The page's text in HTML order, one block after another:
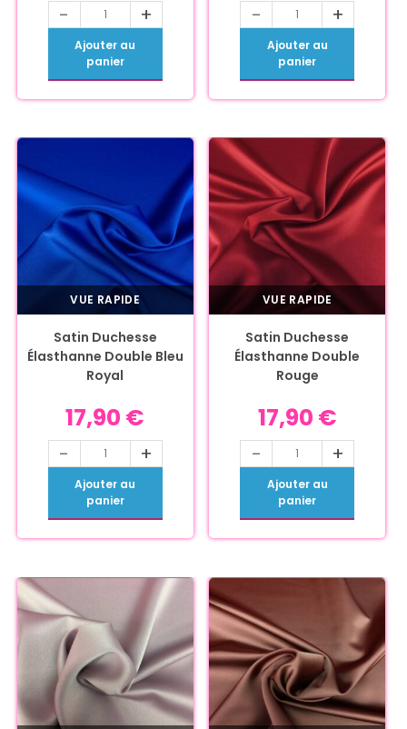
- +
Ajouter au
panier
- +
Ajouter au
panier
VUE RAPIDE
Satin Duchesse
Élasthanne Double Bleu
Royal
17,90 €
- +
Ajouter au
panier
VUE RAPIDE
Satin Duchesse
Élasthanne Double
Rouge
17,90 €
- +
Ajouter au
panier